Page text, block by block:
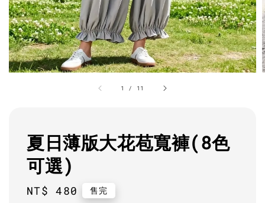
1 / 11
夏日薄版大花苞寬褲(8色
可選)
Regular
NT$ 480 售完